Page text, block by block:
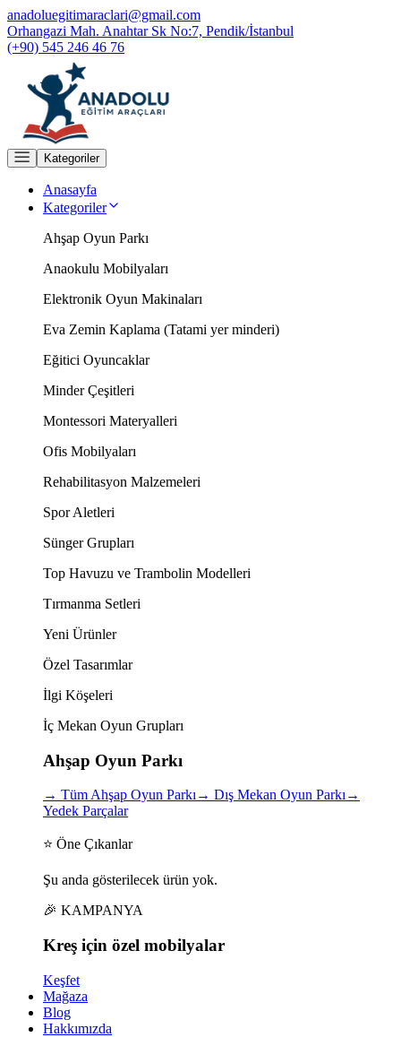
anadoluegitimaraclari@gmail.com
Orhangazi Mah. Anahtar Sk No:7, Pendik/İstanbul
(+90) 545 246 46 76
Kategoriler
Anasayfa
Kategoriler
Ahşap Oyun Parkı
Anaokulu Mobilyaları
Elektronik Oyun Makinaları
Eva Zemin Kaplama (Tatami yer minderi)
Eğitici Oyuncaklar
Minder Çeşitleri
Montessori Materyalleri
Ofis Mobilyaları
Rehabilitasyon Malzemeleri
Spor Aletleri
Sünger Grupları
Top Havuzu ve Trambolin Modelleri
Tırmanma Setleri
Yeni Ürünler
Özel Tasarımlar
İlgi Köşeleri
İç Mekan Oyun Grupları
Ahşap Oyun Parkı
→ Tüm Ahşap Oyun Parkı→ Dış Mekan Oyun Parkı→
Yedek Parçalar
⭐ Öne Çıkanlar
Şu anda gösterilecek ürün yok.
🎉 KAMPANYA
Kreş için özel mobilyalar
Keşfet
Mağaza
Blog
Hakkımızda